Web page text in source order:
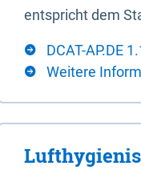
entspricht dem
DCAT-AP.DE
Weitere